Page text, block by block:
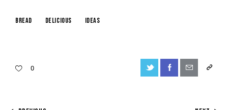
Bread Delicious Ideas
0